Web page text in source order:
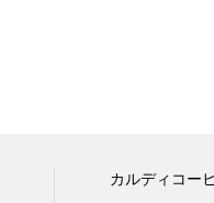
カルディコー